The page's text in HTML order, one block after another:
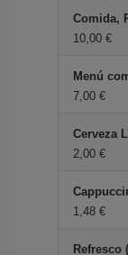
Comida,
10,00 €
Menú
7,00 €
Cerveza
2,00 €
1,48 €
Refresco